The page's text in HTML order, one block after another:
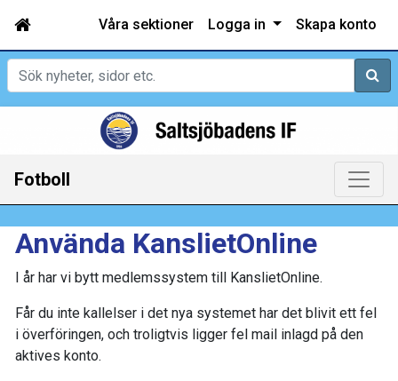
Våra sektioner Logga in Skapa konto
Sök
Fotboll
Använda KanslietOnline
I år har vi bytt medlemssystem till KanslietOnline.
Får du inte kallelser i det nya systemet har det blivit ett fel
i överföringen, och troligtvis ligger fel mail inlagd på den
aktives konto.